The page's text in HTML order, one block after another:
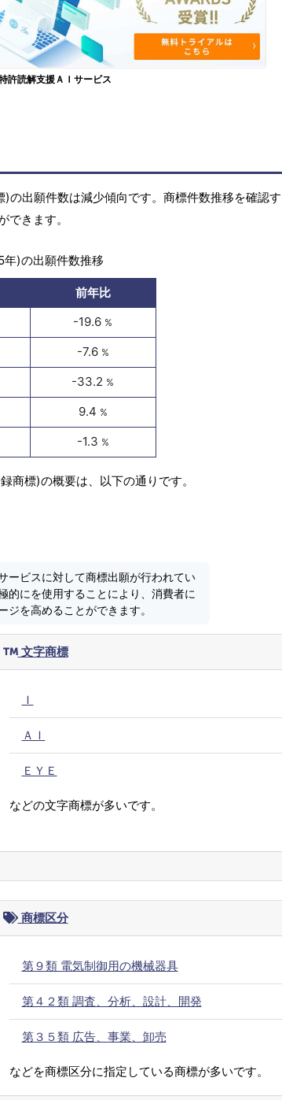
許読解支援ＡＩサービス
出願件数は減少傾向です。商標件数推移を確認
きます。
)の出願件数推移
前年比
-19.6 %
-7.6 %
-33.2 %
9.4 %
-1.3 %
商標)の概要は、以下の通りです。
ービスに対して商標出願が行われてい
的にを使用することにより、消費者に
を高めることができます。
文字商標
Ｉ
ＡＩ
ＥＹＥ
などの文字商標が多いです。
商標区分
第９類 電気制御用の機械器具
第４２類 調査、分析、設計、開発
第３５類 広告、事業、卸売
などを商標区分に指定している商標が多いです。